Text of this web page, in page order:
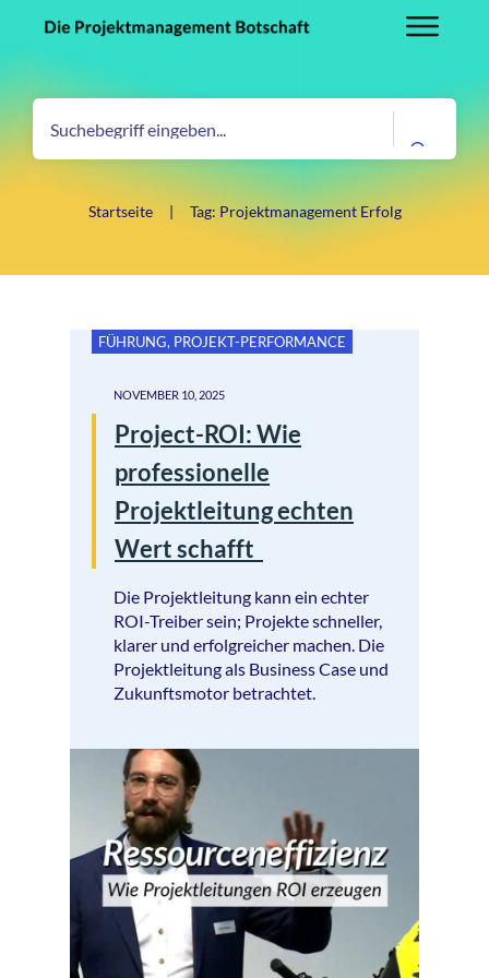
Startseite | Tag: Projektmanagement Erfolg
FÜHRUNG, PROJEKT-PERFORMANCE
NOVEMBER 10, 2025
Project-ROI: Wie
professionelle
Projektleitung echten
Wert schafft
Die Projektleitung kann ein echter
ROI-Treiber sein; Projekte schneller,
klarer und erfolgreicher machen. Die
Projektleitung als Business Case und
Zukunftsmotor betrachtet.